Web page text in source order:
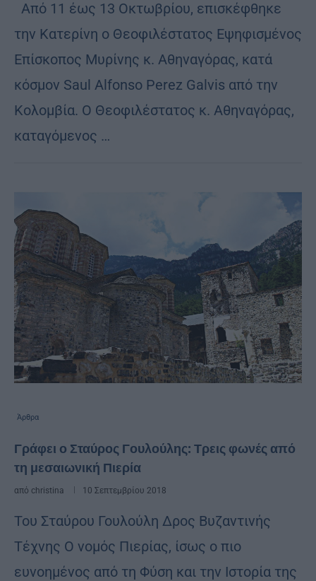
Από 11 έως 13 Οκτωβρίου, επισκέφθηκε
την Κατερίνη ο Θεοφιλέστατος Εψηφισμένος
Επίσκοπος Μυρίνης κ. Αθηναγόρας, κατά
κόσμον Saul Alfonso Perez Galvis από την
Κολομβία. Ο Θεοφιλέστατος κ. Αθηναγόρας,
καταγόμενος …
Άρθρα
Γράφει ο Σταύρος Γουλούλης: Τρεις φωνές από
τη μεσαιωνική Πιερία
από christina 10 Σεπτεμβρίου 2018
Toυ Σταύρου Γουλούλη Δρος Βυζαντινής
Τέχνης Ο νομός Πιερίας, ίσως ο πιο
ευνοημένος από τη Φύση και την Iστορία της